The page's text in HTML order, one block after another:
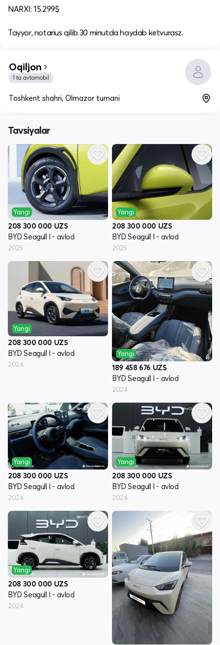
NARXI: 15.299$
Tayyor, notarius qilib 30 minutda haydab ketvurasz.
Oqiljon
1 ta avtomobil
Toshkent shahri, Olmazor tumani
Tavsiyalar
Yangi
208 300 000 UZS
BYD Seagull I - avlod
2025
Yangi
208 300 000 UZS
BYD Seagull I - avlod
2025
Yangi
208 300 000 UZS
BYD Seagull I - avlod
2024
Yangi
189 458 676 UZS
BYD Seagull I - avlod
2024
Yangi
208 300 000 UZS
BYD Seagull I - avlod
2024
Yangi
208 300 000 UZS
BYD Seagull I - avlod
2024
Yangi
208 300 000 UZS
BYD Seagull I - avlod
2024